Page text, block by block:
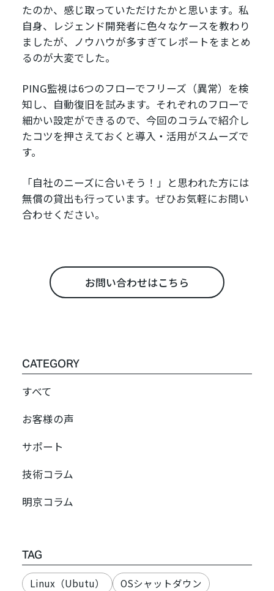
たのか、感じ取っていただけたかと思います。私
自身、レジェンド開発者に色々なケースを教わり
ましたが、ノウハウが多すぎてレポートをまとめ
るのが大変でした。
PING監視は6つのフローでフリーズ（異常）を検
知し、自動復旧を試みます。それぞれのフローで
細かい設定ができるので、今回のコラムで紹介し
たコツを押さえておくと導入・活用がスムーズで
す。
「自社のニーズに合いそう！」と思われた方には
無償の貸出も行っています。ぜひお気軽にお問い
合わせください。
お問い合わせはこちら
CATEGORY
すべて
お客様の声
サポート
技術コラム
明京コラム
TAG
Linux（Ubutu）
OSシャットダウン